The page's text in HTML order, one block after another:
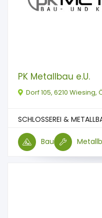
PK Metallbau e.U.
Dorf 105, 6210 Wiesing,
SCHLOSSEREI &
Bau